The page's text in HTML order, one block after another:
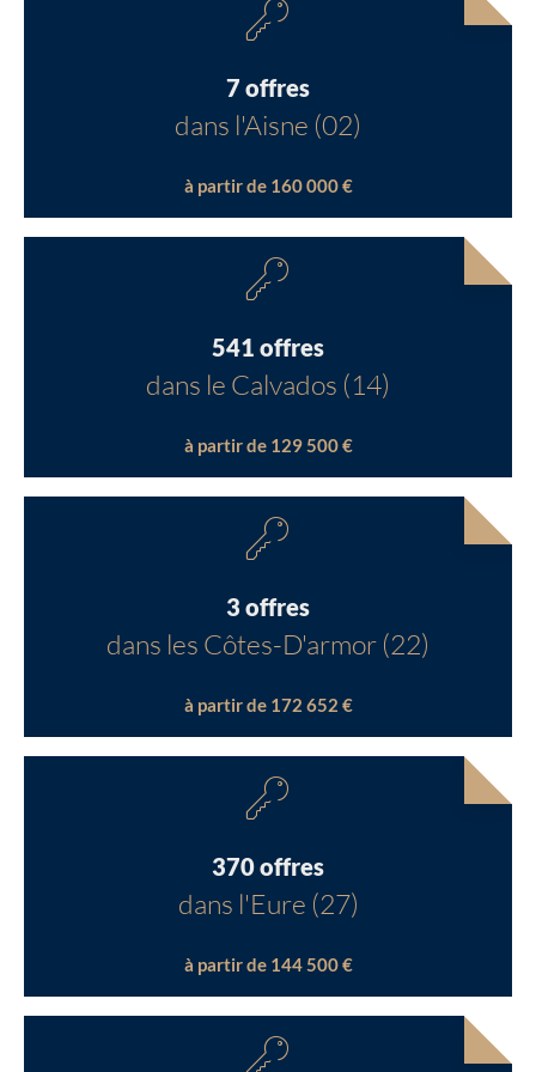
7 offres
dans l'Aisne (02)
à partir de 160 000 €
541 offres
dans le Calvados (14)
à partir de 129 500 €
3 offres
dans les Côtes-D'armor (22)
à partir de 172 652 €
370 offres
dans l'Eure (27)
à partir de 144 500 €